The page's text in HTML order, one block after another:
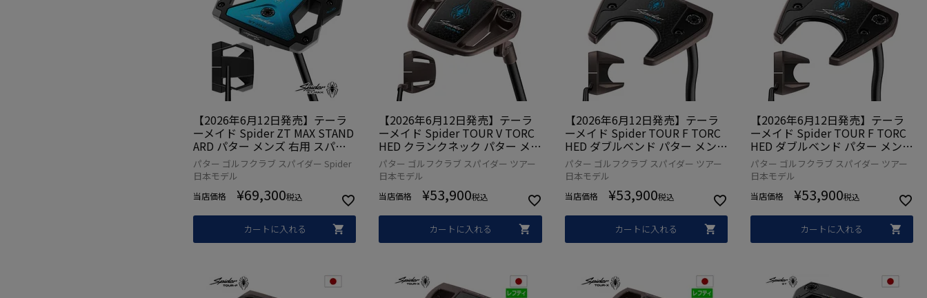
【2026年6月12日発売】テーラ
ーメイド Spider ZT MAX STAND
ARD パター メンズ 右用 スパイ
ダー TaylorMade 2026年モデル
日本正規品 ゴルフクラブ
パター ゴルフクラブ スパイダー Spider
日本モデル
当店価格 ¥69,300税込
カートに入れる
【2026年6月12日発売】テーラ
ーメイド Spider TOUR V TORC
HED クランクネック パター メン
ズ 右用 スパイダー TaylorMade
2026年モデル 日本正規品 ゴルフ
クラブ
パター ゴルフクラブ スパイダー ツアー
日本モデル
当店価格 ¥53,900税込
カートに入れる
【2026年6月12日発売】テーラ
ーメイド Spider TOUR F TORC
HED ダブルベンド パター メンズ
左用 レフティ スパイダー Taylor
Made 2026年モデル 日本正規品
ゴルフクラブ
パター ゴルフクラブ スパイダー ツアー
日本モデル
当店価格 ¥53,900税込
カートに入れる
【2026年6月12日発売】テーラ
ーメイド Spider TOUR F TORC
HED ダブルベンド パター メンズ
右用 スパイダー TaylorMade 20
26年モデル 日本正規品 ゴルフク
ラブ
パター ゴルフクラブ スパイダー ツアー
日本モデル
当店価格 ¥53,900税込
カートに入れる